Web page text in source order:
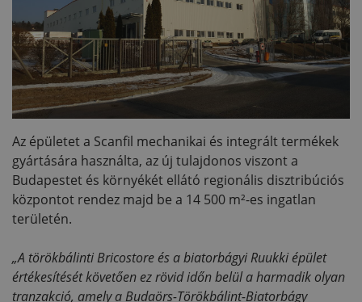
Az épületet a Scanfil mechanikai és integrált termékek
gyártására használta, az új tulajdonos viszont a
Budapestet és környékét ellátó regionális disztribúciós
központot rendez majd be a 14 500 m²-es ingatlan
területén.
„A törökbálinti Bricostore és a biatorbágyi Ruukki épület
értékesítését követően ez rövid időn belül a harmadik olyan
tranzakció, amely a Budaörs-Törökbálint-Biatorbágy